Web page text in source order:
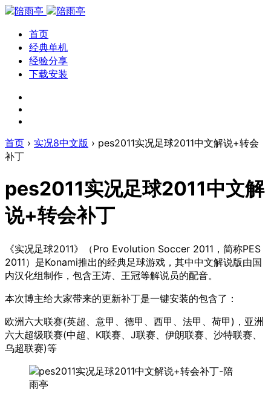
首页
经典单机
经验分享
下载安装
首页 › 实况8中文版 › pes2011实况足球2011中文解说+转会
补丁
pes2011实况足球2011中文解
说+转会补丁
《实况足球2011》（Pro Evolution Soccer 2011，简称PES
2011）是Konami推出的经典足球游戏，其中中文解说版由国
内汉化组制作，包含王涛、王冠等解说员的配音。
本次博主给大家带来的更新补丁是一键安装的包含了：
欧洲六大联赛(英超、意甲、德甲、西甲、法甲、荷甲)，亚洲
六大超级联赛(中超、K联赛、J联赛、伊朗联赛、沙特联赛、
乌超联赛)等